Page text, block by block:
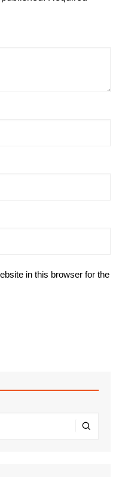
in this browser for the